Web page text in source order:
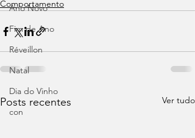
Ano Novo
Fim de Ano
Réveillon
Natal
Dia do Vinho
con
Comportamento
Posts recentes Ver tudo